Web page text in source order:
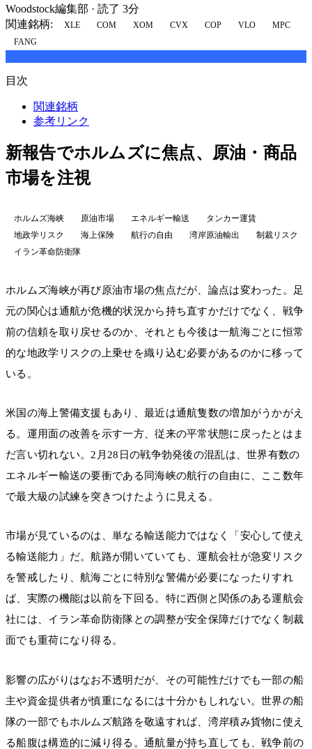
Woodstock編集部 · 読了 3分
関連銘柄:
XLE COM XOM CVX COP VLO
MPC
FANG
目次
関連銘柄
参考リンク
新報告でホルムズに焦点、原油・商品
市場を注視
ホルムズ海峡 原油市場 エネルギー輸送
タンカー運賃
地政学リスク
海上保険 航行の自由 湾岸原油輸出
制裁リスク
イラン革命防衛隊
ホルムズ海峡が再び原油市場の焦点だが、論点は変わった。足
元の関心は通航が危機的状況から持ち直すかだけでなく、戦争
前の信頼を取り戻せるのか、それとも今後は一航海ごとに恒常
的な地政学リスクの上乗せを織り込む必要があるのかに移って
いる。
米国の海上警備支援もあり、最近は通航隻数の増加がうかがえ
る。運用面の改善を示す一方、従来の平常状態に戻ったとはま
だ言い切れない。2月28日の戦争勃発後の混乱は、世界有数の
エネルギー輸送の要衝である同海峡の航行の自由に、ここ数年
で最大級の試練を突きつけたように見える。
市場が見ているのは、単なる輸送能力ではなく「安心して使え
る輸送能力」だ。航路が開いていても、運航会社が急変リスク
を警戒したり、航海ごとに特別な警備が必要になったりすれ
ば、実際の機能は以前を下回る。特に西側と関係のある運航会
社には、イラン革命防衛隊との調整が安全保障だけでなく制裁
面でも重荷になり得る。
影響の広がりはなお不透明だが、その可能性だけでも一部の船
主や資金提供者が慎重になるには十分かもしれない。世界の船
隊の一部でもホルムズ航路を敬遠すれば、湾岸積み貨物に使え
る船腹は構造的に減り得る。通航量が持ち直しても、戦争前の